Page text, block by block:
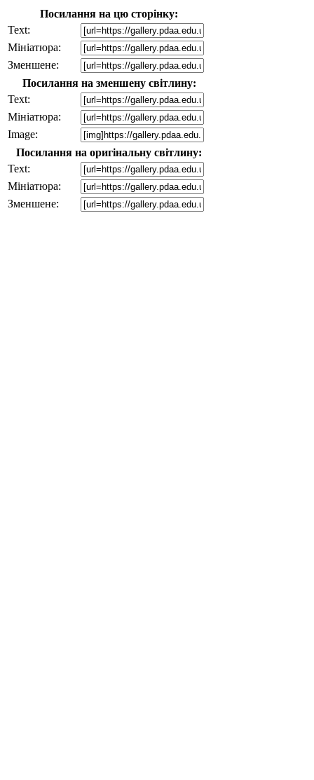
Посилання на цю сторінку:
Text:
Мініатюра:
Зменшене:
Посилання на зменшену світлину:
Text:
Мініатюра:
Image:
Посилання на оригінальну світлину:
Text:
Мініатюра:
Зменшене: